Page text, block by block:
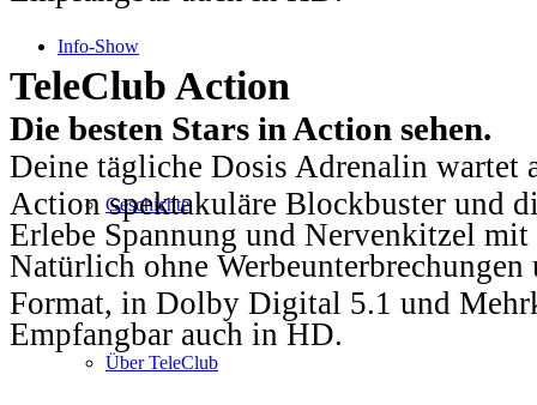
Info-Show
Geschichte
Über TeleClub
TeleClub Action
Die besten Stars in Action sehen.
Deine tägliche Dosis Adrenalin wartet
Action spektakuläre Blockbuster und
Erlebe Spannung und Nervenkitzel
Natürlich ohne
Format, in Dolby Digital 5.1 und
Empfangbar auch in HD.